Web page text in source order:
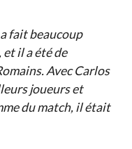
fait beaucoup
il a été de
Avec Carlos
joueurs et
du match, il était